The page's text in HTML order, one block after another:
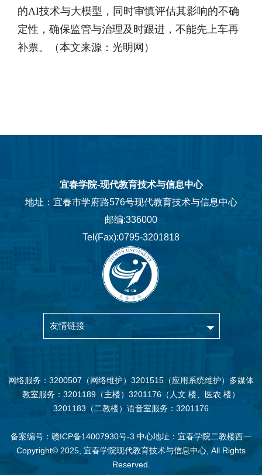
的AI技术与大模型，同时审慎评估其影响的不确
定性，确保监管与治理及时跟进，不能先上车再
补票。（本文来源：光明网）
宜春学院-现代教育技术与信息中心
地址：宜春市学府路576号现代教育技术与信息中心
邮编:336000
Tel(Fax):0795-3201818
友情链接
网络服务：3200507（网络维护）3201515（应用系统维护）多媒体
教室服务：3201189（主楼）3201176（人文 楼、医农 楼）
3201183（二教楼）语音室服务：3201176
备案编号：赣ICP备14007930号-3 中心地址：宜春学院二教楼西一
Copyright© 2025, 宜春学院现代教育技术与信息中心, All Rights
Reserved.